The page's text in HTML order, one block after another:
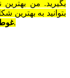
بگیرید. من
بتوانید به
، فرهنگ و زبان کشور مقصد را یاد بگیرید.